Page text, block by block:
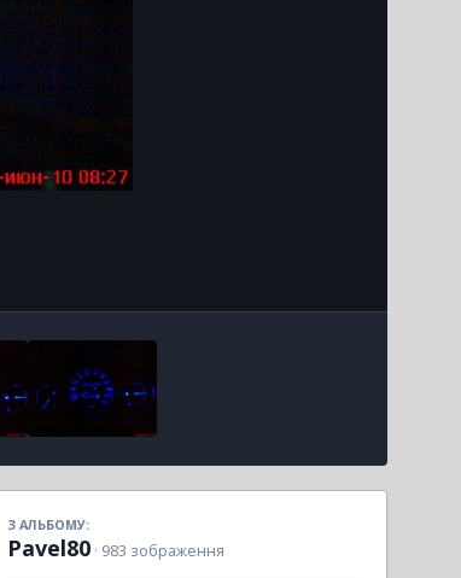
З АЛЬБОМУ:
Pavel80 · 983 зображення